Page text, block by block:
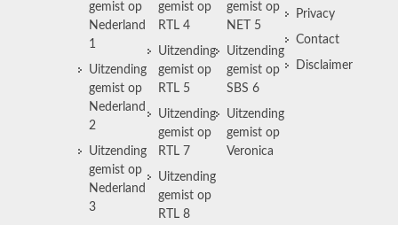
gemist op
Nederland
1
Uitzending
gemist op
Nederland
2
Uitzending
gemist op
Nederland
3
gemist op
RTL 4
Uitzending
gemist op
RTL 5
Uitzending
gemist op
RTL 7
Uitzending
gemist op
RTL 8
gemist op
NET 5
Uitzending
gemist op
SBS 6
Uitzending
gemist op
Veronica
Privacy
Contact
Disclaimer